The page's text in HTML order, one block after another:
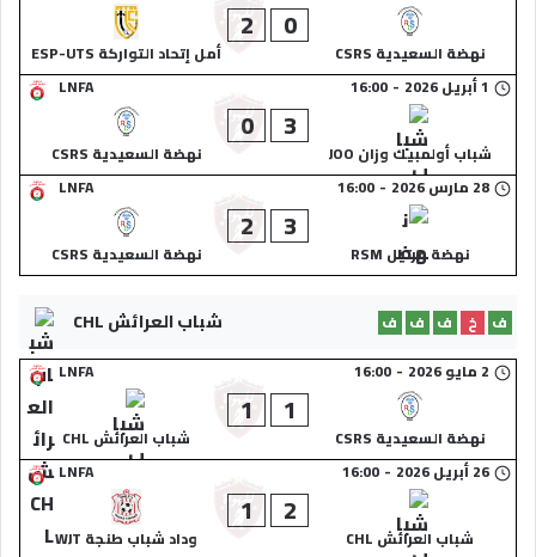
نهضة السعيدية CSRS
0
2
أمل إتحاد التواركة ESP-UTS
LNFA
1 أبريل 2026 -
16:00
شباب أولمبيك وزان JOO
3
0
نهضة السعيدية CSRS
LNFA
28 مارس 2026 -
16:00
نهضة مرتيل RSM
3
2
نهضة السعيدية CSRS
شباب العرائش CHL ف خ ف ف ف
LNFA
2 مايو 2026 -
16:00
نهضة السعيدية CSRS
1
1
شباب العرائش CHL
LNFA
26 أبريل 2026 -
16:00
شباب العرائش CHL
2
1
وداد شباب طنجة WJT